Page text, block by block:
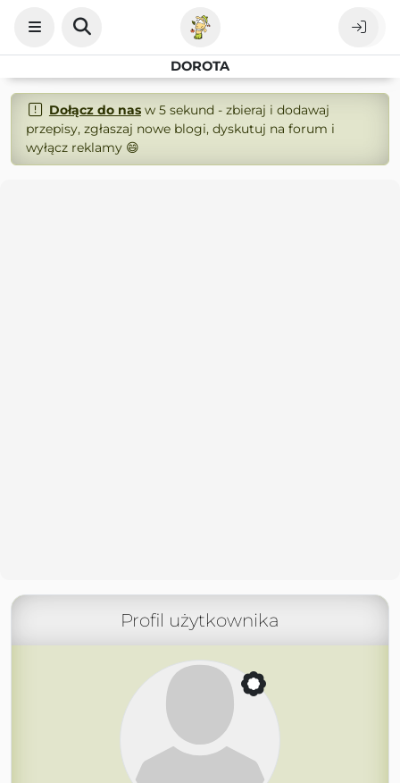
DOROTA
Dołącz do nasw 5 sekund - zbieraj i dodawaj
przepisy, zgłaszaj nowe blogi, dyskutuj na forum i
wyłącz reklamy 😄
Profil użytkownika